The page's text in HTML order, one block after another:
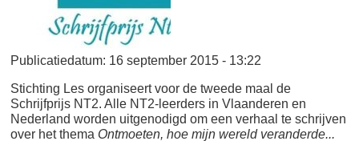
Publicatiedatum: 16 september 2015 - 13:22
Stichting Les organiseert voor de tweede maal de
Schrijfprijs NT2. Alle NT2-leerders in Vlaanderen en
Nederland worden uitgenodigd om een verhaal te schrijven
over het thema Ontmoeten, hoe mijn wereld veranderde...